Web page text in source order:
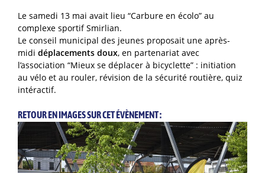
Le samedi 13 mai avait lieu “Carbure en écolo” au
complexe sportif Smirlian.
Le conseil municipal des jeunes proposait une après-
midi déplacements doux, en partenariat avec
l’association “Mieux se déplacer à bicyclette” : initiation
au vélo et au rouler, révision de la sécurité routière, quiz
intéractif.
RETOUR EN IMAGES SUR CET ÉVÈNEMENT :